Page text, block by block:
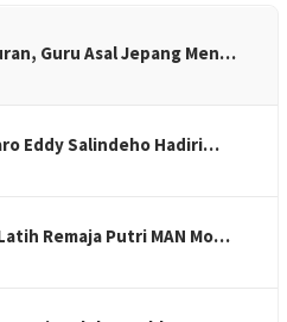
Guru Asal Jepang Men…
Eddy Salindeho Hadiri…
Remaja Putri MAN Mo…